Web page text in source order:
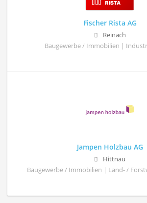
Fischer Rista AG
Reinach
Baugewerbe / Immobilien |
Jampen Holzbau AG
Hittnau
Baugewerbe / Immobilien | Land- /